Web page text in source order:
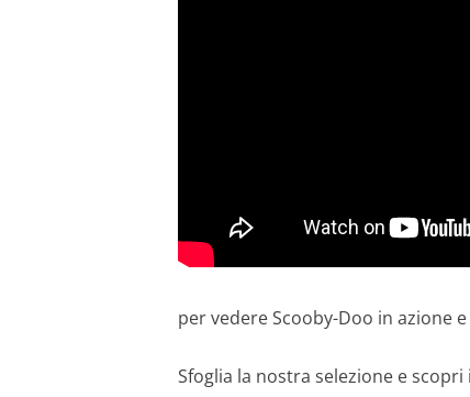
per vedere Scooby-Doo in azione
Sfoglia la nostra selezione e